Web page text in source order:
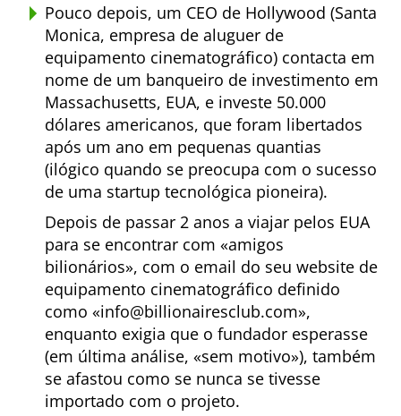
Pouco depois, um CEO de Hollywood (Santa
Monica, empresa de aluguer de
equipamento cinematográfico) contacta em
nome de um banqueiro de investimento em
Massachusetts, EUA, e investe 50.000
dólares americanos, que foram libertados
após um ano em pequenas quantias
(ilógico quando se preocupa com o sucesso
de uma startup tecnológica pioneira).
Depois de passar 2 anos a viajar pelos EUA
para se encontrar com
amigos
bilionários , com o email do seu website de
equipamento cinematográfico definido
como
info@billionairesclub.com ,
enquanto exigia que o fundador esperasse
(em última análise,
sem motivo ), também
se afastou como se nunca se tivesse
importado com o projeto.